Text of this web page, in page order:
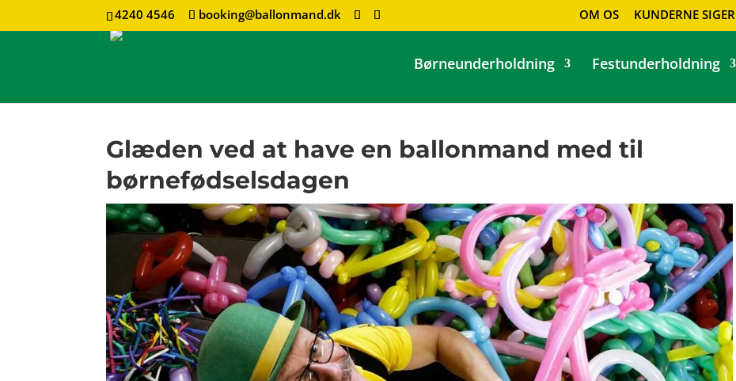
4240 4546 booking@ballonmand.dk OM OS KUNDERNE SIGER
Børneunderholdning Festunderholdning
Glæden ved at have en ballonmand med til
børnefødselsdagen